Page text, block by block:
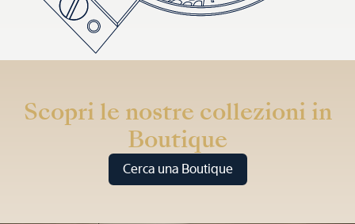
Scopri le nostre collezioni in
Boutique
Cerca una Boutique